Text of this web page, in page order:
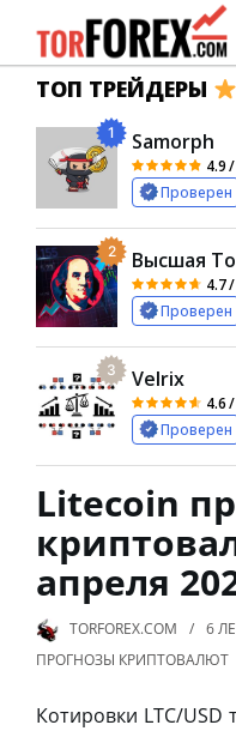
ТОП ТРЕЙДЕРЫ
1 Samorph
4.9/
Проверен
2 Высшая
4.7/
Проверен
3 Velrix
4.6/
Проверен
Litecoin
апреля
TORFOREX.COM 6
ПРОГНОЗЫ КРИПТОВАЛЮТ
Котировки LTC/USD